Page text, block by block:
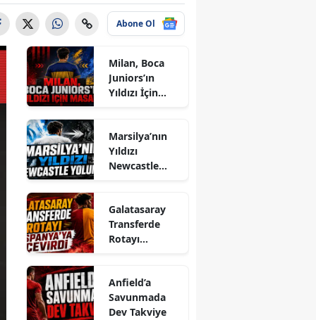
Abone Ol
Milan, Boca
Juniors’ın
Yıldızı İçin
Marsilya’nın
Yıldızı
Newcastle
Galatasaray
Transferde
Rotayı
Anfield’a
Savunmada
Dev Takviye